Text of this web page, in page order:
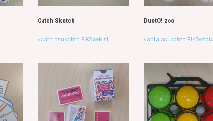
Catch Sketch
vaata asukohta RIKSwebist
DuetO! zoo
vaata asukohta